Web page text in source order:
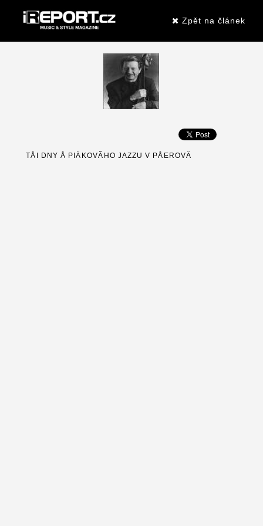
Zpět na článek
TÅI DNY Å PIÄKOVÃHO JAZZU V PÅEROVÄ